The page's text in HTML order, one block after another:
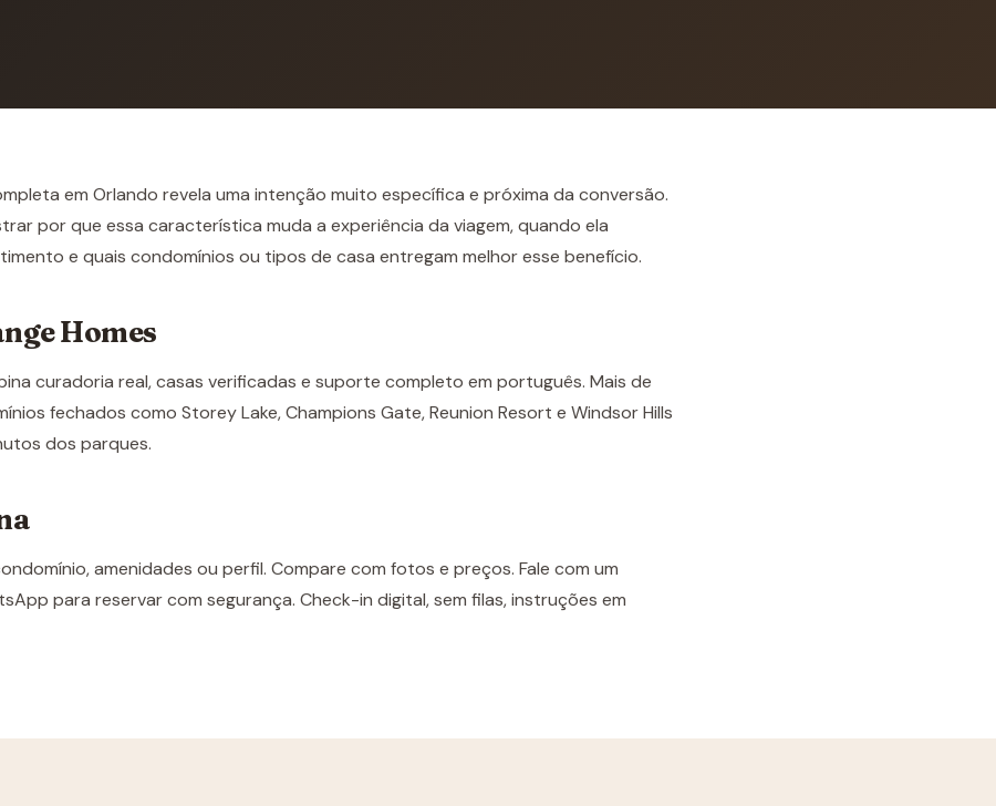
em Orlando revela uma intenção muito específica e próxima da conversão.
por que essa característica muda a experiência da viagem, quando ela
e quais condomínios ou tipos de casa entregam melhor esse benefício.
Homes
curadoria real, casas verificadas e suporte completo em português. Mais de
fechados como Storey Lake, Champions Gate, Reunion Resort e Windsor Hills
dos parques.
amenidades ou perfil. Compare com fotos e preços. Fale com um
para reservar com segurança. Check-in digital, sem filas, instruções em